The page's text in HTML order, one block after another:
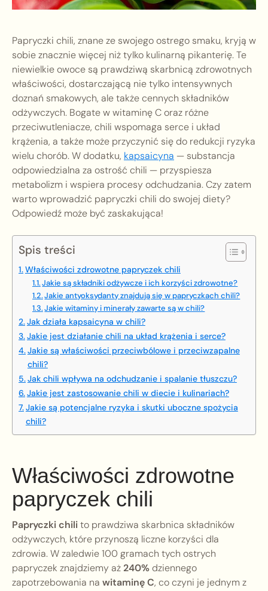
Papryczki chili, znane ze swojego ostrego smaku, kryją w
sobie znacznie więcej niż tylko kulinarną pikanterię. Te
niewielkie owoce są prawdziwą skarbnicą zdrowotnych
właściwości, dostarczającą nie tylko intensywnych
doznań smakowych, ale także cennych składników
odżywczych. Bogate w witaminę C oraz różne
przeciwutleniacze, chili wspomaga serce i układ
krążenia, a także może przyczynić się do redukcji ryzyka
wielu chorób. W dodatku, kapsaicyna — substancja
odpowiedzialna za ostrość chili — przyspiesza
metabolizm i wspiera procesy odchudzania. Czy zatem
warto wprowadzić papryczki chili do swojej diety?
Odpowiedź może być zaskakująca!
Spis treści
Właściwości zdrowotne papryczek chili
Jakie są składniki odżywcze i ich korzyści zdrowotne?
Jakie antyoksydanty znajdują się w papryczkach chili?
Jakie witaminy i minerały zawarte są w chili?
Jak działa kapsaicyna w chili?
Jakie jest działanie chili na układ krążenia i serce?
Jakie są właściwości przeciwbólowe i przeciwzapalne
chili?
Jak chili wpływa na odchudzanie i spalanie tłuszczu?
Jakie jest zastosowanie chili w diecie i kulinariach?
Jakie są potencjalne ryzyka i skutki uboczne spożycia
chili?
Właściwości zdrowotne
papryczek chili
Papryczki chilito prawdziwa skarbnica składników
odżywczych, które przynoszą liczne korzyści dla
zdrowia. W zaledwie 100 gramach tych ostrych
papryczek znajdziemy aż240%dziennego
zapotrzebowania na witaminę C, co czyni je jednym z